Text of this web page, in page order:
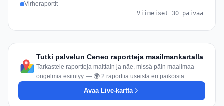
Virheraportit
Viimeiset 30 päivää
Tutki palvelun Ceneo raportteja maailmankartalla
Tarkastele raportteja maittain ja näe, missä päin maailmaa
ongelmia esiintyy. — 🌍 2 raporttia useista eri paikoista
Avaa Live-kartta